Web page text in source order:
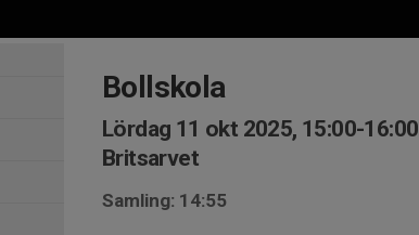
Bollskola
Lördag 11 okt 2025, 15:00-16:00
Britsarvet
Samling: 14:55